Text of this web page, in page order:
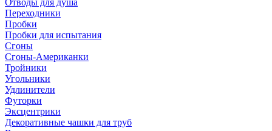
Переходники
Пробки
Пробки для испытания
Сгоны
Сгоны-Американки
Тройники
Угольники
Удлинители
Футорки
Эксцентрики
Декоративные чашки для труб